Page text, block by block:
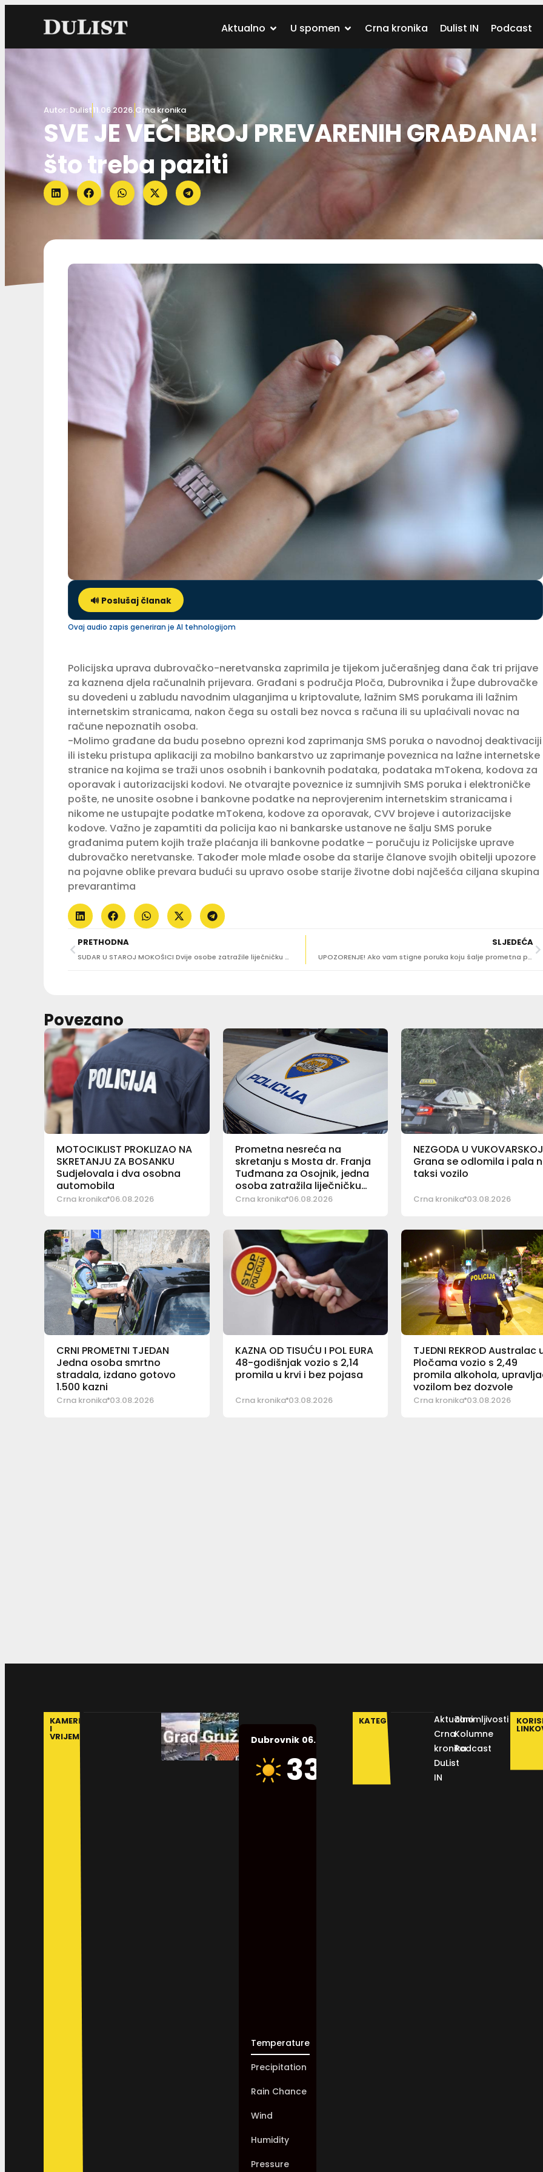
Aktualno U spomen Crna kronika Dulist IN Podcast
Autor: Dulist11.06.2026.Crna kronika
SVE JE VEĆI BROJ PREVARENIH
što treba paziti
🔊 Poslušaj članak
Ovaj audio zapis generiran je AI tehnologijom
Policijska uprava dubrovačko-neretvanska zaprimila je tijekom jučerašnjeg dana čak tri prijave
za kaznena djela računalnih prijevara. Građani s područja Ploča, Dubrovnika i Župe dubrovačke
su dovedeni u zabludu navodnim ulaganjima u kriptovalute, lažnim SMS porukama ili lažnim
internetskim stranicama, nakon čega su ostali bez novca s računa ili su uplaćivali novac na
račune nepoznatih osoba.
-Molimo građane da budu posebno oprezni kod zaprimanja SMS poruka o navodnoj deaktivaciji
ili isteku pristupa aplikaciji za mobilno bankarstvo uz zaprimanje poveznica na lažne internetske
stranice na kojima se traži unos osobnih i bankovnih podataka, podataka mTokena, kodova za
oporavak i autorizacijski kodovi. Ne otvarajte poveznice iz sumnjivih SMS poruka i elektroničke
pošte, ne unosite osobne i bankovne podatke na neprovjerenim internetskim stranicama i
nikome ne ustupajte podatke mTokena, kodove za oporavak, CVV brojeve i autorizacijske
kodove. Važno je zapamtiti da policija kao ni bankarske ustanove ne šalju SMS poruke
građanima putem kojih traže plaćanja ili bankovne podatke – poručuju iz Policijske uprave
dubrovačko neretvanske. Također mole mlađe osobe da starije članove svojih obitelji upozore
na pojavne oblike prevara budući su upravo osobe starije životne dobi najčešća ciljana skupina
prevarantima
PRETHODNA
SUDAR U STAROJ MOKOŠICI Dvije osobe zatražile liječničku pomoć
SLJEDEĆA
UPOZORENJE! Ako vam stigne poruka koju šalje prometna policija, nipošto ne otvarajte!
Povezano
MOTOCIKLIST PROKLIZAO NA
SKRETANJU ZA BOSANKU
Sudjelovala i dva osobna
automobila
Crna kronika 06.08.2026
Prometna nesreća na
skretanju s Mosta dr. Franja
Tuđmana za Osojnik, jedna
osoba zatražila liječničku
pomoć
Crna kronika 06.08.2026
NEZGODA U
Grana se odlomila i pala
taksi vozilo
Crna kronika 03.08.2026
CRNI PROMETNI TJEDAN
Jedna osoba smrtno
stradala, izdano gotovo
1.500 kazni
Crna kronika 03.08.2026
KAZNA OD TISUĆU I POL EURA
48-godišnjak vozio s 2,14
promila u krvi i bez pojasa
Crna kronika 03.08.2026
TJEDNI REKROD Australac
Pločama vozio s 2,49
promila alkohola,
vozilom bez dozvole
Crna kronika 03.08.2026
KAMERE
I
VRIJEME Dubrovnik 06.08.2026.
33
Humidity:
Temperature
Precipitation
Rain Chance
Wind
Humidity
Pressure
KATEGORIJE
Aktualno
Crna
kronika
DuList
IN
Zanimljivosti
Kolumne
Podcast